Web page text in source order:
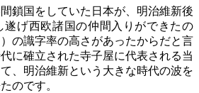
鎖国をしていた日本が、明治維新後
遂げ西欧諸国の仲間入りができたの
の識字率の高さがあったからだと言
に確立された寺子屋に代表される当
、明治維新という大きな時代の波を
のです。